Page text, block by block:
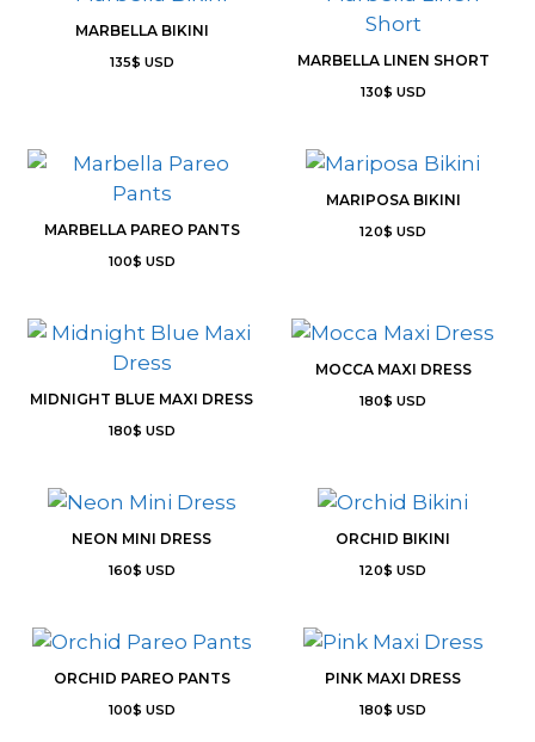
MARBELLA BIKINI
135$ USD MARBELLA LINEN SHORT
130$ USD
MARBELLA PAREO PANTS
100$ USD
MARIPOSA BIKINI
120$ USD
MIDNIGHT BLUE MAXI DRESS
180$ USD
MOCCA MAXI DRESS
180$ USD
NEON MINI DRESS
160$ USD
ORCHID BIKINI
120$ USD
ORCHID PAREO PANTS
100$ USD
PINK MAXI DRESS
180$ USD